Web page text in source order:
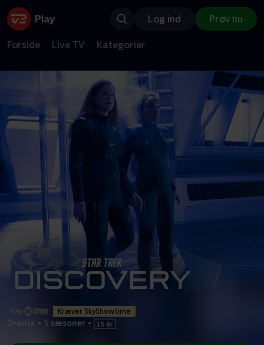
Log ind Prøv nu
Forside Live TV Kategorier
Kræver SkyShowtime
Drama • 5 sæsoner •